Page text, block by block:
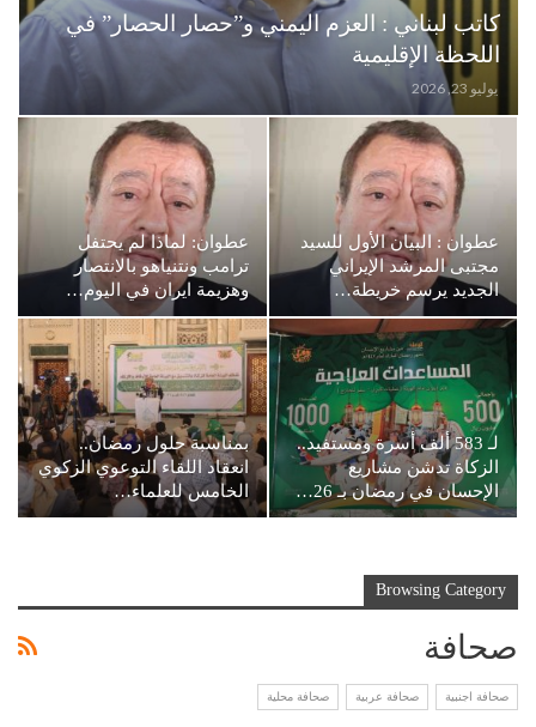
كاتب لبناني : العزم اليمني و”حصار الحصار” في
اللحظة الإقليمية
يوليو 23, 2026
عطوان : البيان الأول للسيد
مجتبى المرشد الإيراني
الجديد يرسم خريطة…
عطوان: لماذا لم يحتفل
ترامب ونتنياهو بالانتصار
وهزيمة ايران في اليوم…
لـ 583 ألف أسرة ومستفيد..
الزكاة تدشن مشاريع
الإحسان في رمضان بـ 26…
بمناسبة حلول رمضان..
انعقاد اللقاء التوعوي الزكوي
الخامس للعلماء…
Browsing Category
صحافة
صحافة اجنبية صحافة عربية صحافة محلية